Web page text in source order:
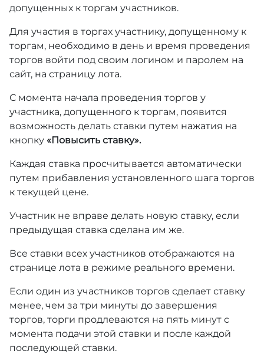
допущенных к торгам участников.
Для участия в торгах участнику, допущенному к
торгам, необходимо в день и время проведения
торгов войти под своим логином и паролем на
сайт, на страницу лота.
С момента начала проведения торгов у
участника, допущенного к торгам, появится
возможность делать ставки путем нажатия на
кнопку «Повысить ставку».
Каждая ставка просчитывается автоматически
путем прибавления установленного шага торгов
к текущей цене.
Участник не вправе делать новую ставку, если
предыдущая ставка сделана им же.
Все ставки всех участников отображаются на
странице лота в режиме реального времени.
Если один из участников торгов сделает ставку
менее, чем за три минуты до завершения
торгов, торги продлеваются на пять минут с
момента подачи этой ставки и после каждой
последующей ставки.